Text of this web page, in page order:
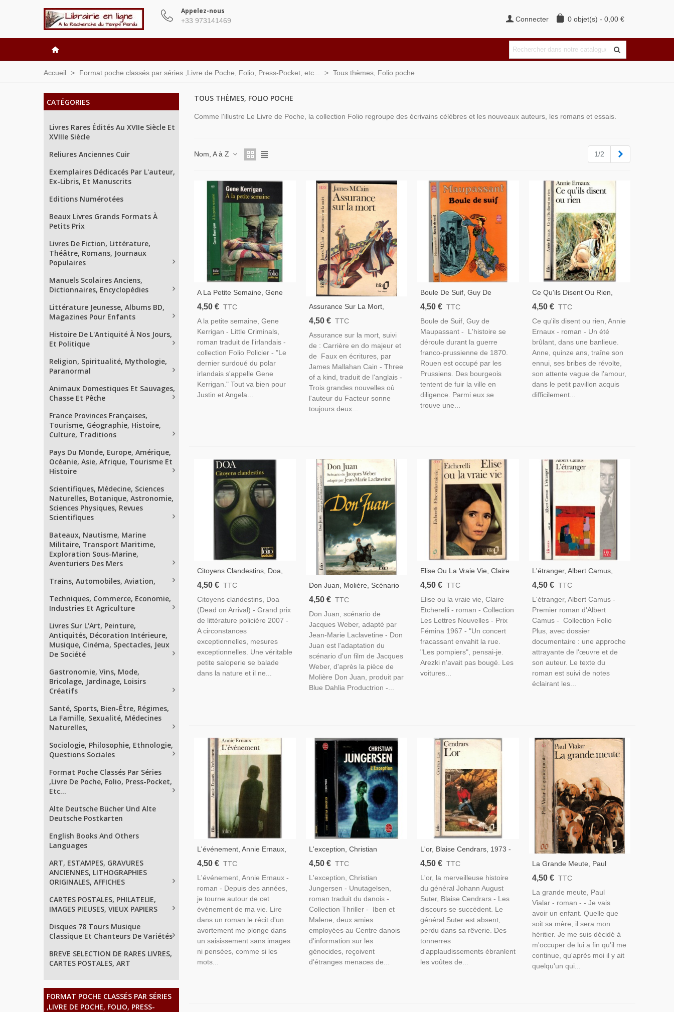
Appelez-nous
+33 973141469 Connecter 0 objet(s) - 0,00 €
Accueil > Format poche classés par séries ,Livre de Poche, Folio, Press-Pocket, etc... > Tous thèmes, Folio poche
CATÉGORIES
Livres Rares Édités Au XVIIe Siècle Et
XVIIIe Siècle
Reliures Anciennes Cuir
Exemplaires Dédicacés Par L'auteur,
Ex-Libris, Et Manuscrits
Editions Numérotées
Beaux Livres Grands Formats À
Petits Prix
Livres De Fiction, Littérature,
Théâtre, Romans, Journaux
Populaires
Manuels Scolaires Anciens,
Dictionnaires, Encyclopédies
Littérature Jeunesse, Albums BD,
Magazines Pour Enfants
Histoire De L'Antiquité À Nos Jours,
Et Politique
Religion, Spiritualité, Mythologie,
Paranormal
Animaux Domestiques Et Sauvages,
Chasse Et Pêche
France Provinces Françaises,
Tourisme, Géographie, Histoire,
Culture, Traditions
Pays Du Monde, Europe, Amérique,
Océanie, Asie, Afrique, Tourisme Et
Histoire
Scientifiques, Médecine, Sciences
Naturelles, Botanique, Astronomie,
Sciences Physiques, Revues
Scientifiques
Bateaux, Nautisme, Marine
Militaire, Transport Maritime,
Exploration Sous-Marine,
Aventuriers Des Mers
Trains, Automobiles, Aviation,
Techniques, Commerce, Economie,
Industries Et Agriculture
Livres Sur L'Art, Peinture,
Antiquités, Décoration Intérieure,
Musique, Cinéma, Spectacles, Jeux
De Société
Gastronomie, Vins, Mode,
Bricolage, Jardinage, Loisirs
Créatifs
Santé, Sports, Bien-Être, Régimes,
La Famille, Sexualité, Médecines
Naturelles,
Sociologie, Philosophie, Ethnologie,
Questions Sociales
Format Poche Classés Par Séries
,Livre De Poche, Folio, Press-Pocket,
Etc...
Alte Deutsche Bücher Und Alte
Deutsche Postkarten
English Books And Others
Languages
ART, ESTAMPES, GRAVURES
ANCIENNES, LITHOGRAPHIES
ORIGINALES, AFFICHES
CARTES POSTALES, PHILATELIE,
IMAGES PIEUSES, VIEUX PAPIERS
Disques 78 Tours Musique
Classique Et Chanteurs De Variétés
BREVE SELECTION DE RARES LIVRES,
CARTES POSTALES, ART
FORMAT POCHE CLASSÉS PAR SÉRIES
,LIVRE DE POCHE, FOLIO, PRESS-
TOUS THÈMES, FOLIO POCHE
Comme l'illustre Le Livre de Poche, la collection Folio regroupe des écrivains célèbres et les nouveaux auteurs, les romans et essais.
Nom, A à Z 1/2
A La Petite Semaine, Gene
Kerrigan, 2011 - Irlande,
Kidnapping, Roman Policier,
Écrivain Irlandais
4,50 € TTC
A la petite semaine, Gene
Kerrigan - Little Criminals,
roman traduit de l'irlandais -
collection Folio Policier - "Le
dernier surdoué du polar
irlandais s'appelle Gene
Kerrigan." Tout va bien pour
Justin et Angela...
Assurance Sur La Mort,
Richard Mason,, 1983 -
4,50 € TTC
Assurance sur la mort, suivi
de : Carrière en do majeur et
de Faux en écritures, par
James Mallahan Cain - Three
of a kind, traduit de l'anglais -
Trois grandes nouvelles où
l'auteur du Facteur sonne
toujours deux...
Boule De Suif, Guy De
Maupassant, 1978 -
Bourgeois XIXe Siècle,
Prostituée, Guerre Franco-
Prussienne,
4,50 € TTC
Boule de Suif, Guy de
Maupassant - L'histoire se
déroule durant la guerre
franco-prussienne de 1870.
Rouen est occupé par les
Prussiens. Des bourgeois
tentent de fuir la ville en
diligence. Parmi eux se
trouve une...
Ce Qu'ils Disent Ou Rien,
Annie Ernaux, 1992 - Mal
Être De L'adolescence
4,50 € TTC
Ce qu'ils disent ou rien, Annie
Ernaux - roman - Un été
brûlant, dans une banlieue.
Anne, quinze ans, traîne son
ennui, ses bribes de révolte,
son attente vague de l'amour,
dans le petit pavillon acquis
difficilement...
Citoyens Clandestins, Doa,
2000 - Roman Policier,
4,50 € TTC
Citoyens clandestins, Doa
(Dead on Arrival) - Grand prix
de littérature policière 2007 -
A circonstances
exceptionnelles, mesures
exceptionnelles. Une véritable
petite saloperie se balade
dans la nature et il ne...
Don Juan, Molière, Scénario
De Jacques Weber, Jean-
Cinéma, Théâtre,
4,50 € TTC
Don Juan, scénario de
Jacques Weber, adapté par
Jean-Marie Laclavetine - Don
Juan est l'adaptation du
scénario d'un film de Jacques
Weber, d'après la pièce de
Molière Don Juan, produit par
Blue Dahlia Productrion -...
Elise Ou La Vraie Vie, Claire
Etcherelli, 1974 - Guerre
José Nat
4,50 € TTC
Elise ou la vraie vie, Claire
Etcherelli - roman - Collection
Les Lettres Nouvelles - Prix
Fémina 1967 - "Un concert
fracassant envahit la rue.
"Les pompiers", pensai-je.
Arezki n'avait pas bougé. Les
voitures...
L'étranger, Albert Camus,
1996, Avec Dossier
Philosophe
4,50 € TTC
L'étranger, Albert Camus -
Premier roman d'Albert
Camus - Collection Folio
Plus, avec dossier
documentaire : une approche
attrayante de l'œuvre et de
son auteur. Le texte du
roman est suivi de notes
éclairant les...
L'événement, Annie Ernaux,
2001 - Avortement En 1960
4,50 € TTC
L'événement, Annie Ernaux -
roman - Depuis des années,
je tourne autour de cet
événement de ma vie. Lire
dans un roman le récit d'un
avortement me plonge dans
un saisissement sans images
ni pensées, comme si les
mots...
L'exception, Christian
Jungersen, 2008 - Thriller,
4,50 € TTC
L'exception, Christian
Jungersen - Unutagelsen,
roman traduit du danois -
Collection Thriller - Iben et
Malene, deux amies
employées au Centre danois
d'information sur les
génocides, reçoivent
d'étranges menaces de...
L'or, Blaise Cendrars, 1973 -
Général Johann August Suter,
4,50 € TTC
L'or, la merveilleuse histoire
du général Johann August
Suter, Blaise Cendrars - Les
discours se succèdent. Le
général Suter est absent,
perdu dans sa rêverie. Des
tonnerres
d'applaudissements ébranlent
les voûtes de...
La Grande Meute, Paul
Vialar, 1972 - Roman
Chasseurs,
4,50 € TTC
La grande meute, Paul
Vialar - roman - - Je vais
avoir un enfant. Quelle que
soit sa mère, il sera mon
héritier. Je me suis décidé à
m'occuper de lui a fin qu'il me
continue, qu'après moi il y ait
quelqu'un qui...